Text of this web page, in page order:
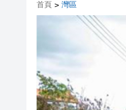
日本
美勞
路易
首頁 > 灣區